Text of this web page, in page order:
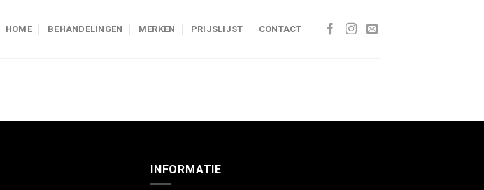
HOME BEHANDELINGEN MERKEN PRIJSLIJST CONTACT
INFORMATIE